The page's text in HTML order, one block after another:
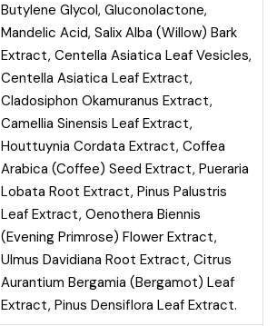
Butylene Glycol, Gluconolactone,
Mandelic Acid, Salix Alba (Willow) Bark
Extract, Centella Asiatica Leaf Vesicles,
Centella Asiatica Leaf Extract,
Cladosiphon Okamuranus Extract,
Camellia Sinensis Leaf Extract,
Houttuynia Cordata Extract, Coffea
Arabica (Coffee) Seed Extract, Pueraria
Lobata Root Extract, Pinus Palustris
Leaf Extract, Oenothera Biennis
(Evening Primrose) Flower Extract,
Ulmus Davidiana Root Extract, Citrus
Aurantium Bergamia (Bergamot) Leaf
Extract, Pinus Densiflora Leaf Extract.